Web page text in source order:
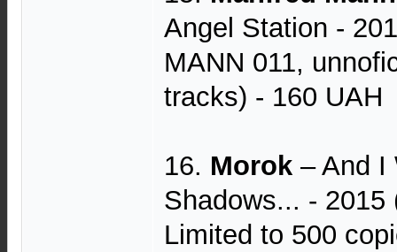
Angel Station -
MANN 011,
tracks) - 160 UAH
16. Morok – And I
Shadows... - 2015
Limited to 500